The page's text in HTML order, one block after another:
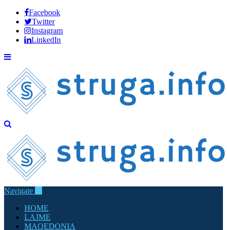
Facebook
Twitter
Instagram
LinkedIn
Navigate
HOME
LAJME
MAQEDONIA